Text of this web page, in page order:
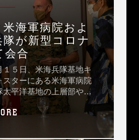
海軍病院およ
が新型コロナ
会合
１５日、米海兵隊基地キ
スターにある米海軍病院
太平洋基地の上層部や米
新型コロナウイルス感染
する会合を開きまし